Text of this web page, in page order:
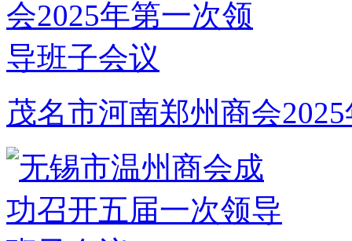
茂名市河南郑州商会